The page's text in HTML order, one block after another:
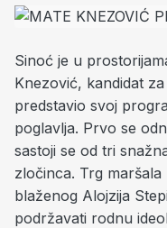
Sinoć je u
Knezović, kandidat
predstavio svoj
poglavlja. Prvo se
sastoji se od tri
zločinca. Trg
blaženog Alojzija
podržavati rodnu